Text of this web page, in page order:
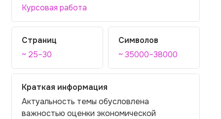
Курсовая работа
Страниц
~ 25–30
Символов
~ 35000–38000
Краткая информация
Актуальность темы обусловлена
важностью оценки экономической